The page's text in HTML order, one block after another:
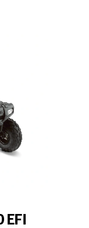
EFI